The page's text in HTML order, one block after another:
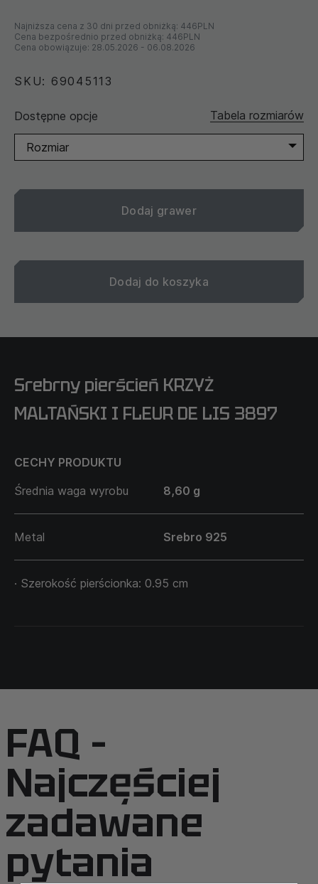
Najniższa cena z 30 dni przed obniżką: 446PLN
Cena bezpośrednio przed obniżką: 446PLN
Cena obowiązuje: 28.05.2026 - 06.08.2026
SKU: 69045113
Dostępne opcje Tabela rozmiarów
Rozmiar
Dodaj grawer
Dodaj do koszyka
Srebrny pierścień KRZYŻ
MALTAŃSKI I FLEUR DE LIS 3897
CECHY PRODUKTU
Średnia waga wyrobu
8,60 g
Metal Srebro 925
· Szerokość pierścionka: 0.95 cm
FAQ –
Najczęściej
zadawane
pytania